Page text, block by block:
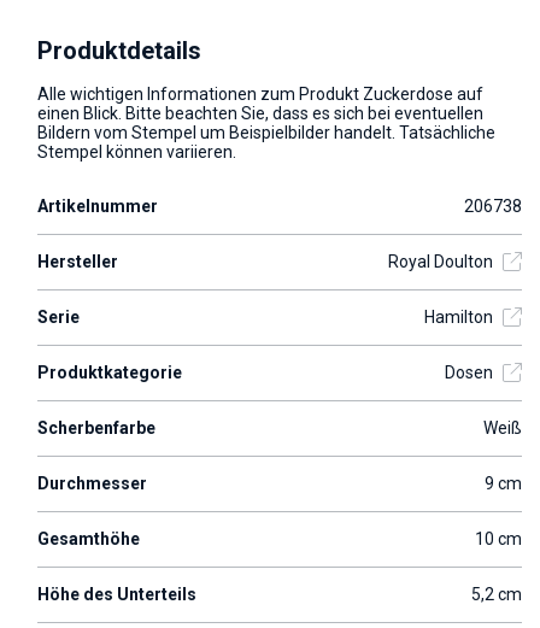
Produktdetails
Alle wichtigen Informationen zum Produkt Zuckerdose auf
einen Blick. Bitte beachten Sie, dass es sich bei eventuellen
Bildern vom Stempel um Beispielbilder handelt. Tatsächliche
Stempel können variieren.
Artikelnummer 206738
Hersteller Royal Doulton
Serie Hamilton
Produktkategorie Dosen
Scherbenfarbe Weiß
Durchmesser 9 cm
Gesamthöhe 10 cm
Höhe des Unterteils 5,2 cm